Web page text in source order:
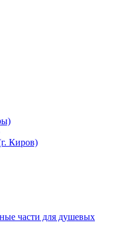
Киров)
части для душевых